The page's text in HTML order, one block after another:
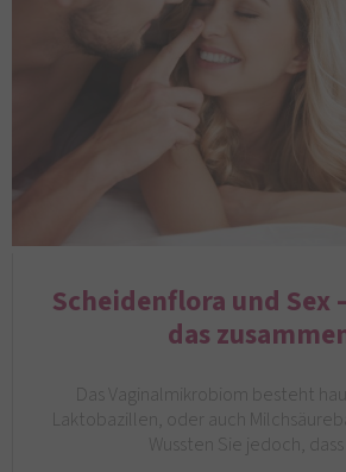
Scheidenflora und Sex
das
Das Vaginalmikrobiom besteht
Laktobazillen, oder auch
Wussten Sie jedoch,